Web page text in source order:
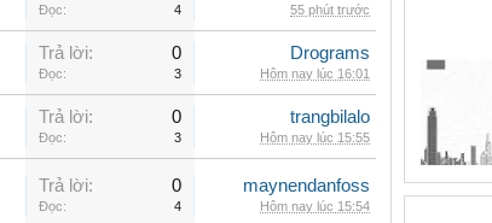
Đọc: 4 55 phút trước
Trả lời: 0
Đọc: 3
Drograms
Hôm nay lúc 16:01
Trả lời: 0
Đọc: 3
trangbilalo
Hôm nay lúc 15:55
Trả lời: 0
Đọc: 4
maynendanfoss
Hôm nay lúc 15:54